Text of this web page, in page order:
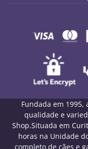
Fundada em 1995,
qualidade e
Shop.Situada em
horas na Unidade
completo de cães e